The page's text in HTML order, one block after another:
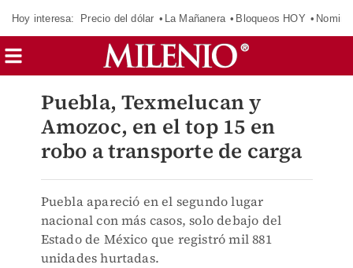
Hoy interesa: Precio del dólar La Mañanera Bloqueos HOY
Puebla, Texmelucan y
Amozoc, en el top 15 en
robo a transporte de carga
Puebla apareció en el segundo lugar
nacional con más casos, solo debajo del
Estado de México que registró mil 881
unidades hurtadas.